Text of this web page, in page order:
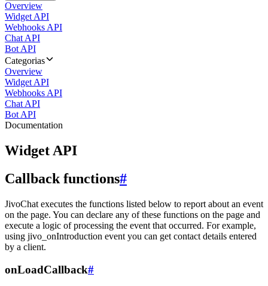
Overview
Widget API
Webhooks API
Chat API
Bot API
Categorias
Overview
Widget API
Webhooks API
Chat API
Bot API
Documentation
Widget API
Callback functions#
JivoChat executes the functions listed below to report about an event
on the page. You can declare any of these functions on the page and
execute a logic of processing the event that occurred. For example,
using jivo_onIntroduction event you can get contact details entered
by a client.
onLoadCallback#